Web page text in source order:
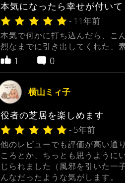
本気になったら幸せが付いて
- 11年前
本気で何かに打ち込んだら、こ
烈なまでに引き出してくれた、
1 0
横山ミィ子
役者の芝居を楽しめます
- 5年前
他のレビューでも評価が高い通
ころとか、ちっとも思うように
じられました（風邪を引いた一
んなだったような気がします。